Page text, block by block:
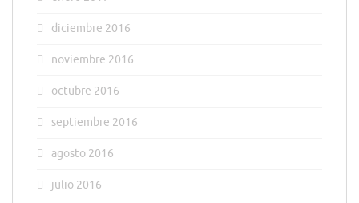
diciembre 2016
noviembre 2016
octubre 2016
septiembre 2016
agosto 2016
julio 2016